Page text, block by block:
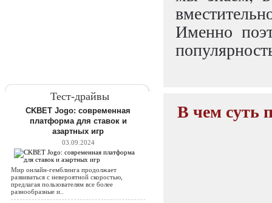
Тест-драйвы
CKBET Jogo: современная
платформа для ставок и
азартных игр
03.09.2024
Мир онлайн-гемблинга продолжает
развиваться с невероятной скоростью,
предлагая пользователям все более
разнообразные и..
Именно
В чем суть